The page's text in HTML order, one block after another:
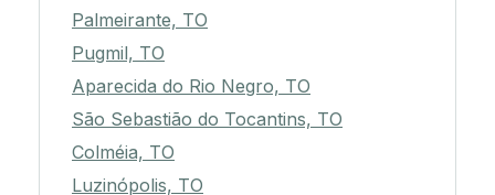
Palmeirante, TO
Pugmil, TO
Aparecida do Rio Negro, TO
São Sebastião do Tocantins, TO
Colméia, TO
Luzinópolis, TO